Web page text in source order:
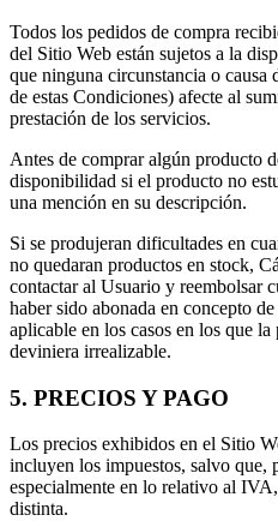
Todos los pedidos de compra
del Sitio Web están sujetos a la
que ninguna circunstancia o causa
de estas Condiciones) afecte al
prestación de los servicios.
Antes de comprar algún producto
disponibilidad si el producto no
una mención en su descripción.
Si se produjeran dificultades en
no quedaran productos en stock,
contactar al Usuario y reembolsar
haber sido abonada en concepto
aplicable en los casos en los que
deviniera irrealizable.
5. PRECIOS Y PAGO
Los precios exhibidos en el Sitio
incluyen los impuestos, salvo que,
especialmente en lo relativo al
distinta.